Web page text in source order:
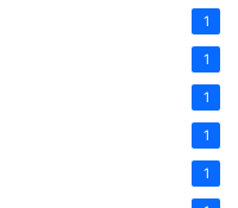
1
1
1
1
1